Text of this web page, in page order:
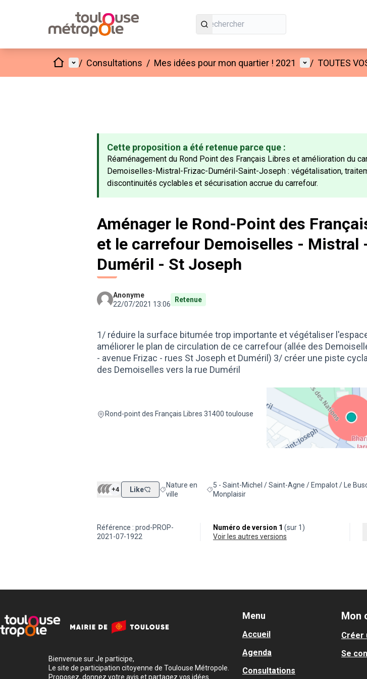
AccueilMenu principal
/ Consultations / Mes idées pour mon quartier ! 2021 Menu utilisateur
/ TOUTES
Cette proposition a été retenue parce que :
Réaménagement du Rond Point des Français Libres et amélioration du
Demoiselles-Mistral-Frizac-Duméril-Saint-Joseph : végétalisation,
discontinuités cyclables et sécurisation accrue du carrefour.
Aménager le Rond-Point des
et le carrefour Demoiselles - Mistral
Duméril - St Joseph
Anonyme
22/07/2021 13:06
Retenue
1/ réduire la surface bitumée trop importante et végétaliser
améliorer le plan de circulation de ce carrefour (allée des
- avenue Frizac - rues St Joseph et Duméril) 3/ créer une piste
des Demoiselles vers la rue Duméril
Rond-point des Français Libres 31400 toulouse
+4 Like Filtrer les résultats de la catégorie : Nature en ville
Nature en
ville
Filtrer les résultats pour le secteur : 5 - Saint-
5 - Saint-Michel / Saint-Agne / Empalot / Le
Monplaisir
Référence : prod-PROP-
2021-07-1922
Numéro de version 1 (sur 1)
voir les autres versions
Bienvenue sur Je participe,
Le site de participation citoyenne de Toulouse Métropole.
Proposez, donnez votre avis et partagez vos idées.
Menu
Accueil
Agenda
Consultations
Mon
Créer
Se